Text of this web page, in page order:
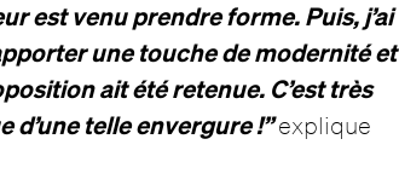
est venu prendre forme. Puis, j’ai
une touche de modernité et
ait été retenue. C’est très
d’une telle envergure !”explique